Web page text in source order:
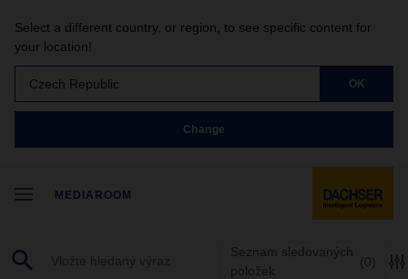
Select a different country, or region, to see specific content for
your location!
Czech Republic OK
Change
MEDIAROOM
Seznam sledovaných
položek
(0)